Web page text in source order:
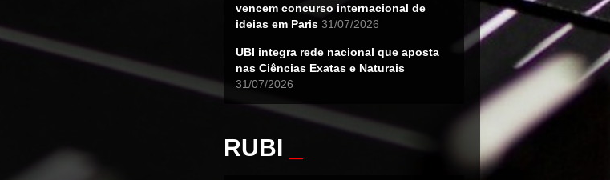
vencem concurso internacional de
ideias em Paris 31/07/2026
UBI integra rede nacional que aposta
nas Ciências Exatas e Naturais
31/07/2026
RUBI